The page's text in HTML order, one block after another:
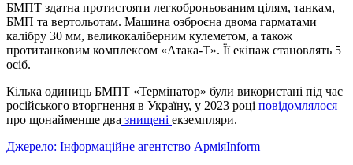
БМПТ здатна протистояти легкоброньованим цілям, танкам,
БМП та вертольотам. Машина озброєна двома гарматами
калібру 30 мм, великокаліберним кулеметом, а також
протитанковим комплексом «Атака-Т». Її екіпаж становлять 5
осіб.
Кілька одиниць БМПТ «Термінатор» були використані під час
російського вторгнення в Україну, у 2023 році повідомлялося
про щонайменше два знищені екземпляри.
Джерело: Інформаційне агентство АрміяInform